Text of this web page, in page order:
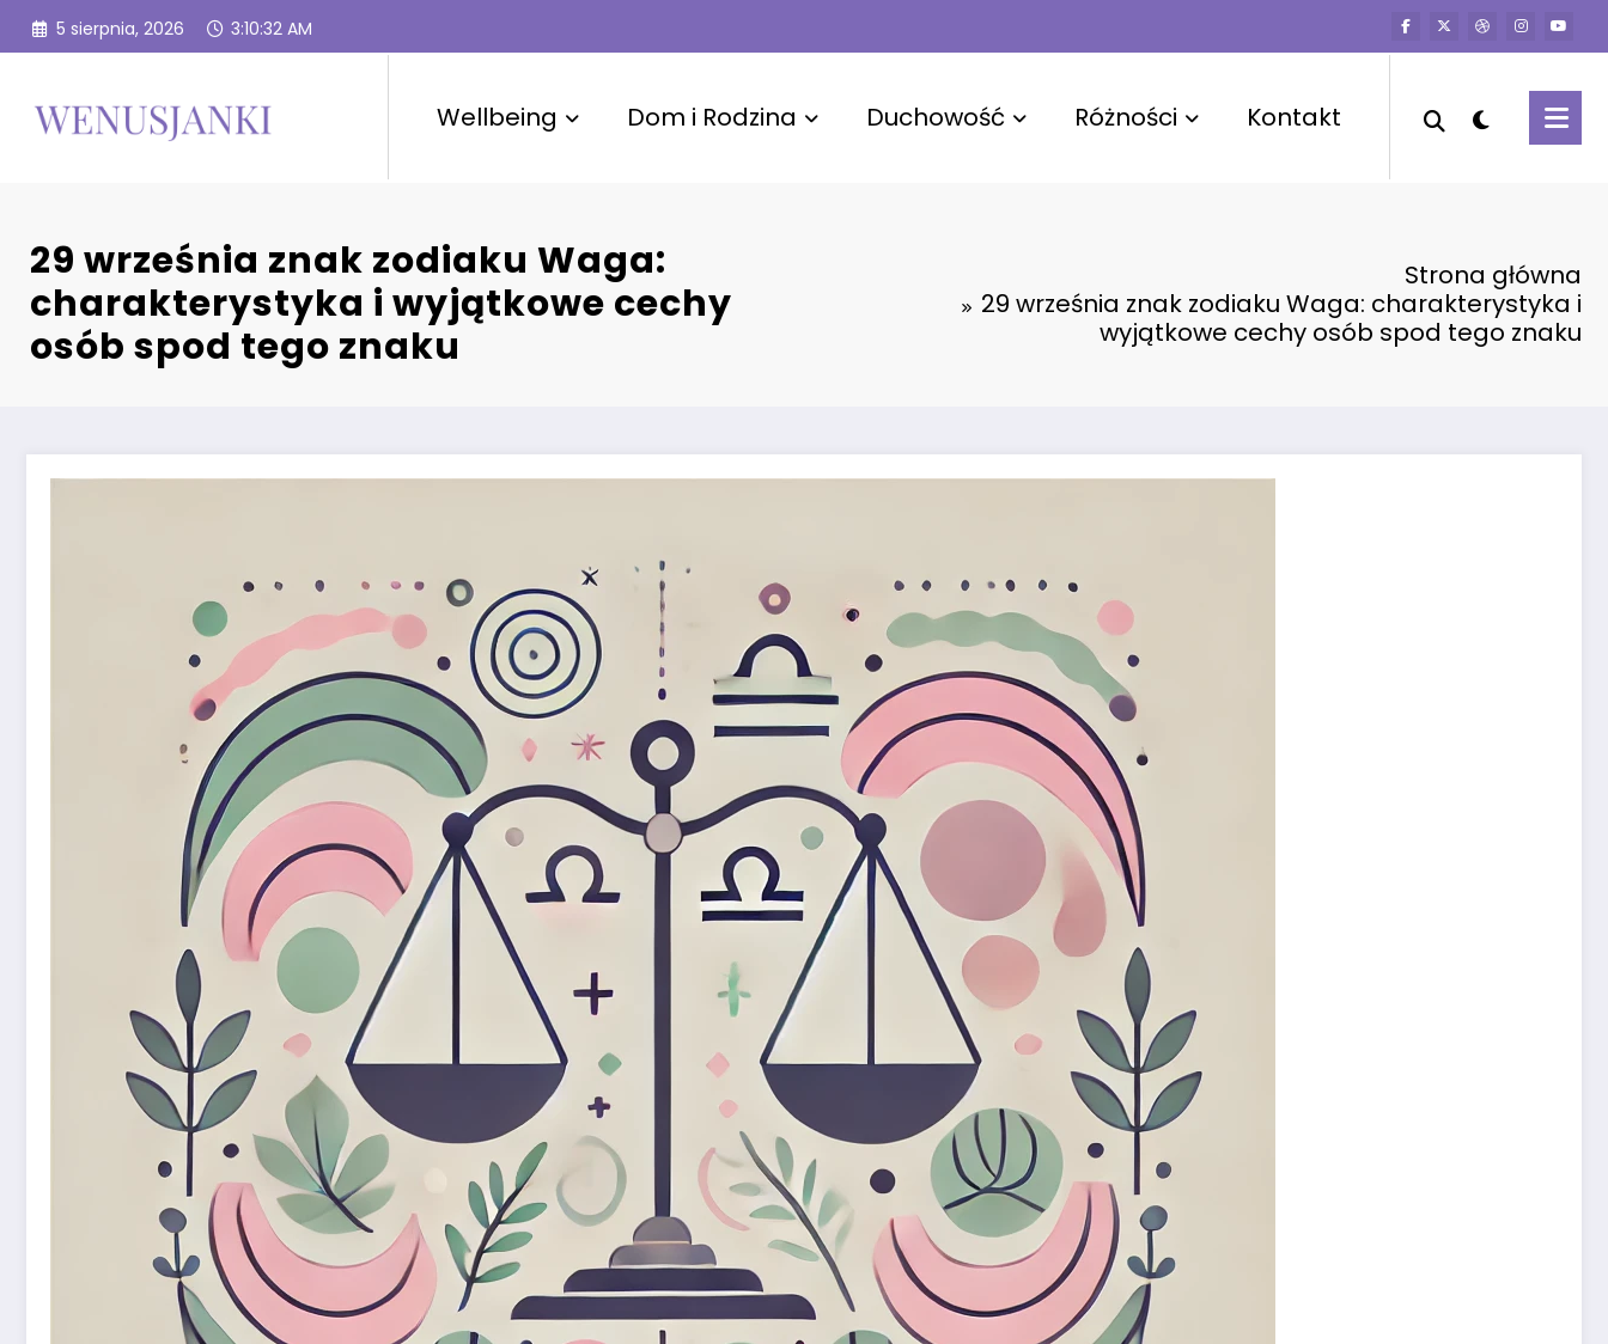
Przejdź
5 sierpnia, 2026 3:10:33 AM
Wellbeing Dom i Rodzina Duchowość Różności Kontakt
29 września znak zodiaku Waga:
charakterystyka i wyjątkowe cechy
osób spod tego znaku
Strona główna
29 września znak zodiaku Waga: charakterystyka i
wyjątkowe cechy osób spod tego znaku